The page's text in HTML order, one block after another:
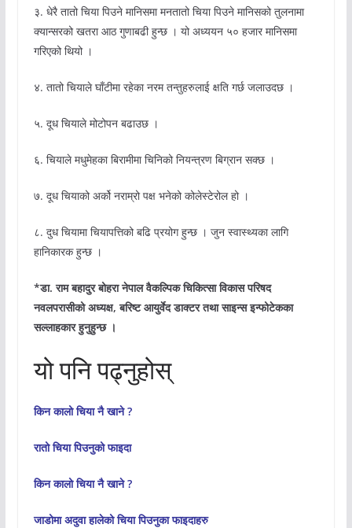
३. धेरै तातो चिया पिउने मानिसमा मनतातो चिया पिउने मानिसको तुलनामा
क्यान्सरको खतरा आठ गुणाबढी हुन्छ । यो अध्ययन ५० हजार मानिसमा
गरिएको थियो ।
४. तातो चियाले घाँटीमा रहेका नरम तन्तुहरुलाई क्षति गर्छ जलाउदछ ।
५. दूध चियाले मोटोपन बढाउछ ।
६. चियाले मधुमेहका बिरामीमा चिनिको नियन्त्रण बिग्रान सक्छ ।
७. दूध चियाको अर्को नराम्रो पक्ष भनेको कोलेस्टेरोल हो ।
८. दुध चियामा चियापत्तिको बढि प्रयोग हुन्छ । जुन स्वास्थ्यका लागि
हानिकारक हुन्छ ।
*डा. राम बहादुर बोहरा नेपाल वैकल्पिक चिकित्सा विकास परिषद
नवलपरासीको अध्यक्ष, बरिष्ट आयुर्वेद डाक्टर तथा साइन्स इन्फोटेकका
सल्लाहकार हुनुहुन्छ ।
यो पनि पढ्नुहोस्
किन कालो चिया नै खाने ?
रातो चिया पिउनुको फाइदा
किन कालो चिया नै खाने ?
जाडोमा अदुवा हालेको चिया पिउनुका फाइदाहरु